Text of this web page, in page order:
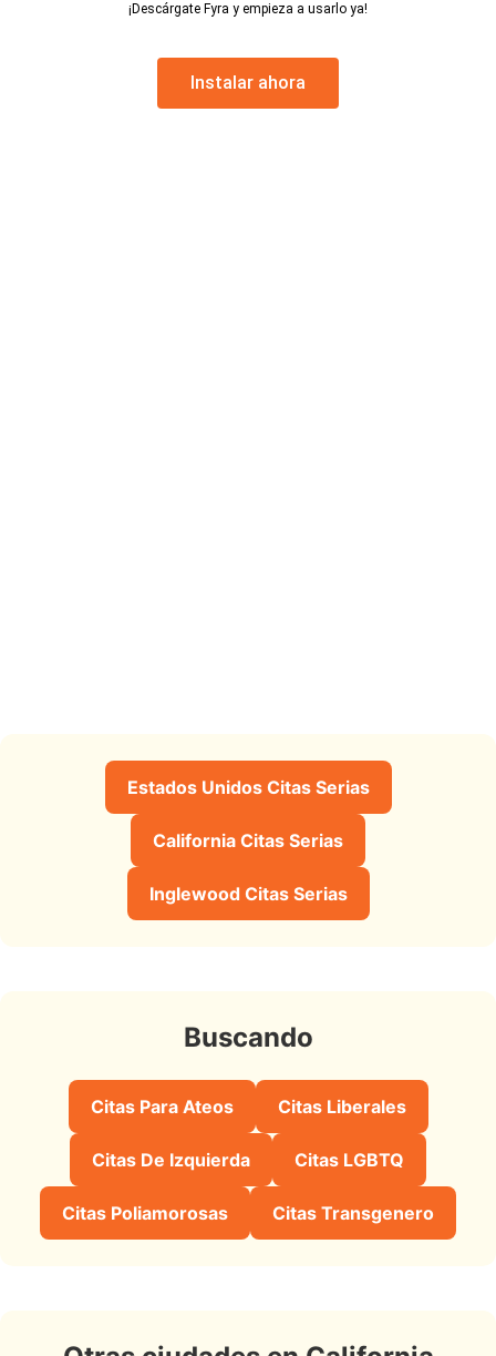
¡Descárgate Fyra y empieza a usarlo ya!
Instalar ahora
Estados Unidos Citas Serias
California Citas Serias
Inglewood Citas Serias
Buscando
Citas Para Ateos Citas Liberales
Citas De Izquierda Citas LGBTQ
Citas Poliamorosas Citas Transgenero